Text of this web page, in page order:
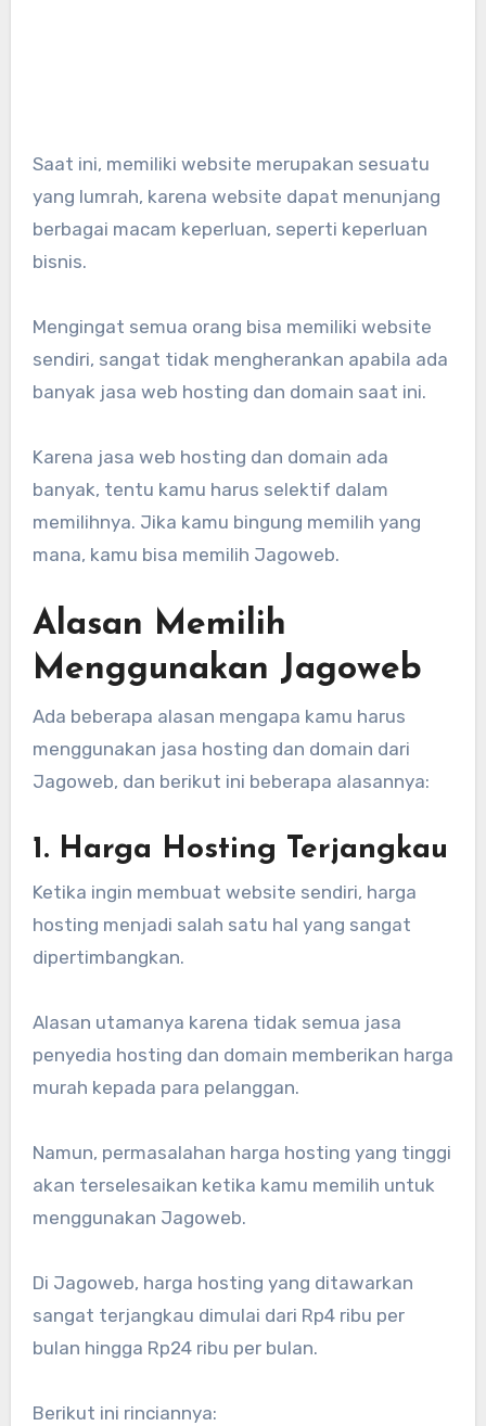
Saat ini, memiliki website merupakan sesuatu
yang lumrah, karena website dapat menunjang
berbagai macam keperluan, seperti keperluan
bisnis.
Mengingat semua orang bisa memiliki website
sendiri, sangat tidak mengherankan apabila ada
banyak jasa web hosting dan domain saat ini.
Karena jasa web hosting dan domain ada
banyak, tentu kamu harus selektif dalam
memilihnya. Jika kamu bingung memilih yang
mana, kamu bisa memilih Jagoweb.
Alasan Memilih
Menggunakan Jagoweb
Ada beberapa alasan mengapa kamu harus
menggunakan jasa hosting dan domain dari
Jagoweb, dan berikut ini beberapa alasannya:
1. Harga Hosting Terjangkau
Ketika ingin membuat website sendiri, harga
hosting menjadi salah satu hal yang sangat
dipertimbangkan.
Alasan utamanya karena tidak semua jasa
penyedia hosting dan domain memberikan harga
murah kepada para pelanggan.
Namun, permasalahan harga hosting yang tinggi
akan terselesaikan ketika kamu memilih untuk
menggunakan Jagoweb.
Di Jagoweb, harga hosting yang ditawarkan
sangat terjangkau dimulai dari Rp4 ribu per
bulan hingga Rp24 ribu per bulan.
Berikut ini rinciannya: